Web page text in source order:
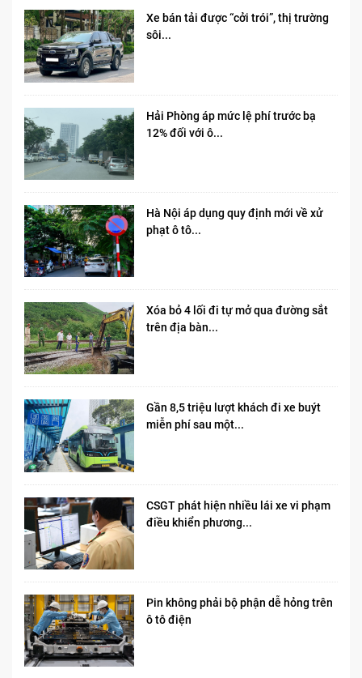
Xe bán tải được “cởi trói”, thị trường
sôi...
Hải Phòng áp mức lệ phí trước bạ
12% đối với ô...
Hà Nội áp dụng quy định mới về xử
phạt ô tô...
Xóa bỏ 4 lối đi tự mở qua đường sắt
trên địa bàn...
Gần 8,5 triệu lượt khách đi xe buýt
miễn phí sau một...
CSGT phát hiện nhiều lái xe vi phạm
điều khiển phương...
Pin không phải bộ phận dễ hỏng trên
ô tô điện